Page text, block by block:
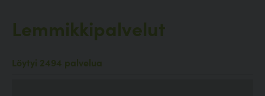
Lemmikkipalvelut
Löytyi 2494 palvelua